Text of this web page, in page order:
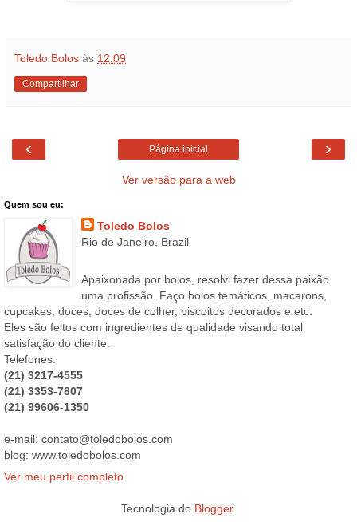
Toledo Bolos às 12:09
Compartilhar
‹ ›
Página inicial
Ver versão para a web
Quem sou eu:
Toledo Bolos
Rio de Janeiro, Brazil
Apaixonada por bolos, resolvi fazer dessa paixão
uma profissão. Faço bolos temáticos, macarons,
cupcakes, doces, doces de colher, biscoitos decorados e etc.
Eles são feitos com ingredientes de qualidade visando total
satisfação do cliente.
Telefones:
(21) 3217-4555
(21) 3353-7807
(21) 99606-1350
e-mail: contato@toledobolos.com
blog: www.toledobolos.com
Ver meu perfil completo
Tecnologia do Blogger.